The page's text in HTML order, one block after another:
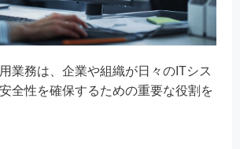
業務は、企業や組織が日々のITシス
全性を確保するための重要な役割を